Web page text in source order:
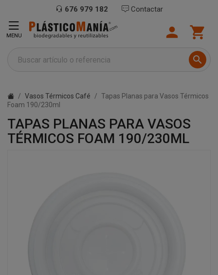
676 979 182 Contactar

 
MENU
Vasos Térmicos Café
Tapas Planas para Vasos Térmicos
Foam 190/230ml
TAPAS PLANAS PARA VASOS
TÉRMICOS FOAM 190/230ML